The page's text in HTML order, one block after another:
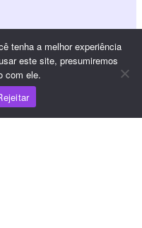
tenha a melhor experiência
este site, presumiremos
com ele.